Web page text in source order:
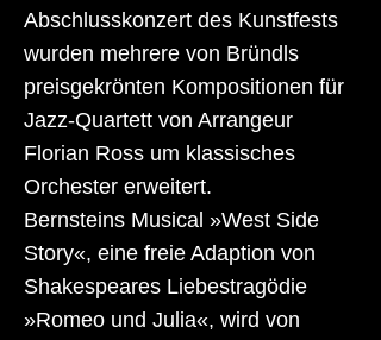
Abschlusskonzert des Kunstfests
wurden mehrere von Bründls
preisgekrönten Kompositionen für
Jazz-Quartett von Arrangeur
Florian Ross um klassisches
Orchester erweitert.
Bernsteins Musical »West Side
Story«, eine freie Adaption von
Shakespeares Liebestragödie
»Romeo und Julia«, wird von